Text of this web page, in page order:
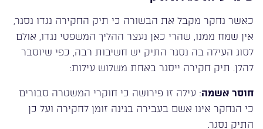
כאשר נחקר מקבל את הבשורה כי תיק החקירה נגדו נסגר,
אין שמח ממנו, שהרי כאן נעצר ההליך המשפטי נגדו, אולם
לסוג העילה בה נסגר התיק יש חשיבות רבה, כפי שיוסבר
להלן. תיק חקירה ייסגר באחת משלוש עילות:
חוסר אשמה: עילה זו פירושה כי חוקרי המשטרה סבורים
כי הנחקר אינו אשם בעבירה בגינה זומן לחקירה ועל כן
התיק נסגר.